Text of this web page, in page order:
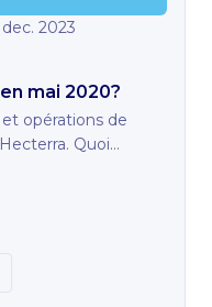
2023
mai 2020?
opérations de
Quoi